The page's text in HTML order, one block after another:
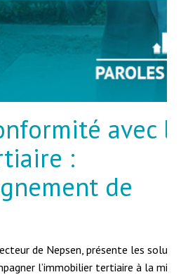
avec le
:
de
de Nepsen, présente les
l’immobilier tertiaire à la mise